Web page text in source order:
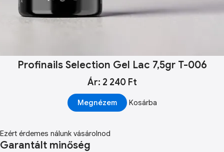
Profinails Selection Gel Lac 7,5gr T-006
Ár: 2 240 Ft
Megnézem Kosárba
Ezért érdemes nálunk vásárolnod
Garantált minőség